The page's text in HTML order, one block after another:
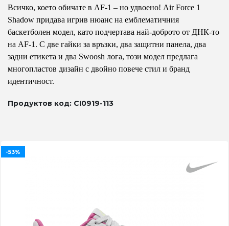
Всичко, което обичате в AF-1 – но удвоено! Air Force 1
Shadow придава игрив нюанс на емблематичния
баскетболен модел, като подчертава най-доброто от ДНК-то
на AF-1. С две гайки за връзки, два защитни панела, два
задни етикета и два Swoosh лога, този модел предлага
многопластов дизайн с двойно повече стил и бранд
идентичност.
Продуктов код: CI0919-113
-53%